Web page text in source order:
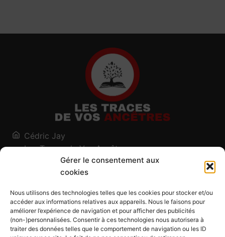
Gérer le consentement aux
cookies
Nous utilisons des technologies telles que les cookies pour stocker et/ou
accéder aux informations relatives aux appareils. Nous le faisons pour
améliorer l’expérience de navigation et pour afficher des publicités
(non-)personnalisées. Consentir à ces technologies nous autorisera à
traiter des données telles que le comportement de navigation ou les ID
Cédric Jay
Les Traces de Vos Ancêtres
120, chemin des Salines
73200 Albertville - Savoie
Blog
Outils généalogiques
Contact